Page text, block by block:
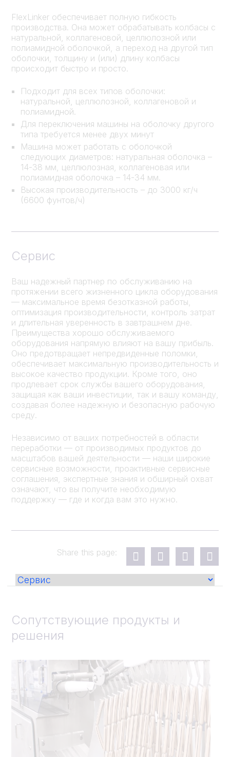
FlexLinker обеспечивает полную гибкость
производства. Она может обрабатывать колбасы с
натуральной, коллагеновой, целлюлозной или
полиамидной оболочкой, а переход на другой тип
оболочки, толщину и (или) длину колбасы
происходит быстро и просто.
Подходит для всех типов оболочки:
натуральной, целлюлозной, коллагеновой и
полиамидной.
Для переключения машины на оболочку другого
типа требуется менее двух минут
Машина может работать с оболочкой
следующих диаметров: натуральная оболочка –
14-38 мм, целлюлозная, коллагеновая или
полиамидная оболочка – 14-34 мм.
Высокая производительность – до 3000 кг/ч
(6600 фунтов/ч)
Сервис
Ваш надежный партнер по обслуживанию на
протяжении всего жизненного цикла оборудования
— максимальное время безотказной работы,
оптимизация производительности, контроль затрат
и длительная уверенность в завтрашнем дне.
Преимущества хорошо обслуживаемого
оборудования напрямую влияют на вашу прибыль.
Оно предотвращает непредвиденные поломки,
обеспечивает максимальную производительность и
высокое качество продукции. Кроме того, оно
продлевает срок службы вашего оборудования,
защищая как ваши инвестиции, так и вашу команду,
создавая более надежную и безопасную рабочую
среду.
Независимо от ваших потребностей в области
переработки — от производимых продуктов до
масштабов вашей деятельности — наши широкие
сервисные возможности, проактивные сервисные
соглашения, экспертные знания и обширный охват
означают, что вы получите необходимую
поддержку — где и когда вам это нужно.
Share this page:
Сопутствующие продукты и
решения